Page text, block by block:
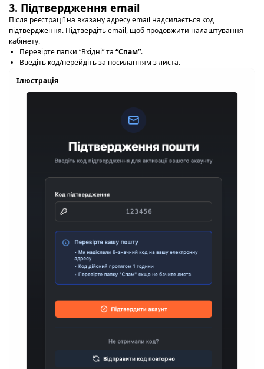
3. Підтвердження email
Після реєстрації на вказану адресу email надсилається код
підтвердження. Підтвердіть email, щоб продовжити налаштування
кабінету.
Перевірте папки “Вхідні” та “Спам”.
Введіть код/перейдіть за посиланням з листа.
Ілюстрація